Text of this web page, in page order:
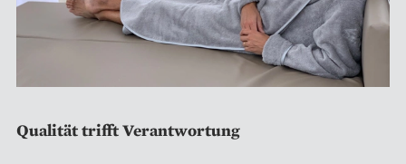
Qualität trifft Verantwortung